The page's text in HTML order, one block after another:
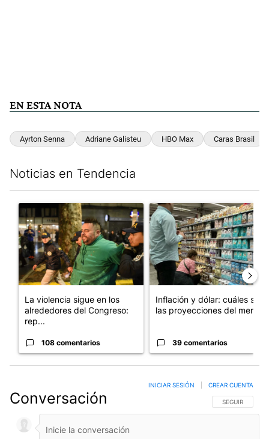
EN ESTA NOTA
Ayrton Senna Adriane Galisteu HBO Max Caras Brasil
Noticias en Tendencia
Un artículo de tendencia con el título "La violencia sigue en
La violencia sigue en los
alrededores del Congreso:
rep...
108 comentarios
Un artículo de tendencia con
Inflación y dólar: cuáles son
las proyecciones del merc...
39 comentarios
Conversación SIGA ESTA
SEGUIR
INICIAR SESIÓN CREAR CUENTA